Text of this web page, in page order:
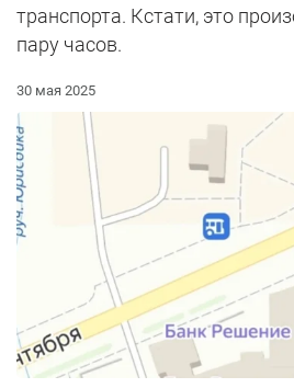
транспорта. Кстати, это
пару часов.
30 мая 2025